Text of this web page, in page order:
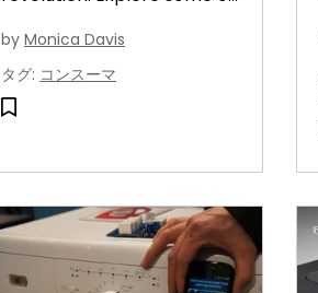
promises, as well as where
the movement is heading.
by Monica Davis
タグ: コンスーマ